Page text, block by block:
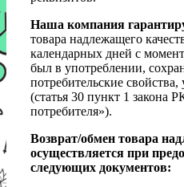
Наша компания
товара надлежащего
календарных дней с
был в употреблении,
потребительские
(статья 30 пункт 1 закона
потребителя»).
Возврат/обмен товара
осуществляется при
следующих документов: